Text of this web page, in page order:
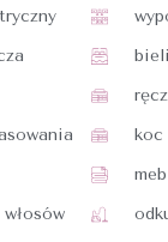
koc